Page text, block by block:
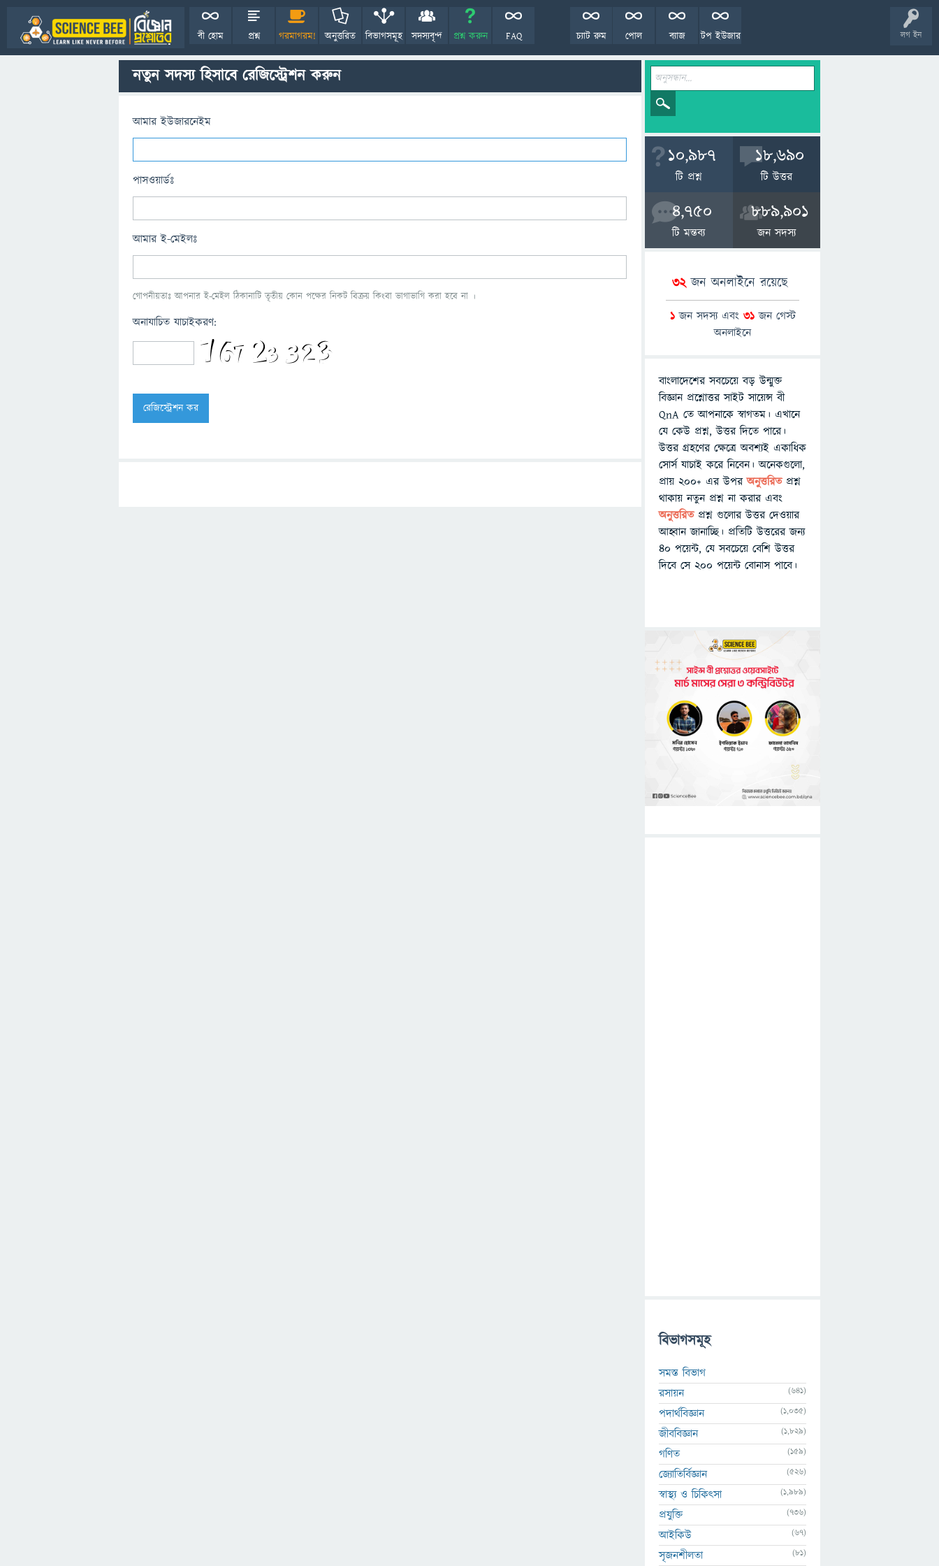
লগ ইন
বী হোম প্রশ্ন গরমাগরম! অনুত্তরিত বিভাগসমূহ সদস্যবৃন্দ প্রশ্ন করুন FAQ টপ ইউজার
ব্যাজ
পোল
চ্যাট রুম
নতুন সদস্য হিসাবে রেজিস্ট্রেশন করুন
আমার ইউজারনেইম
পাসওয়ার্ডঃ
আমার ই-মেইলঃ
গোপনীয়তাঃ আপনার ই-মেইল ঠিকানাটি তৃতীয় কোন পক্ষের নিকট বিক্রয় কিংবা ভাগাভাগি করা হবে না ।
অনাযাচিত যাচাইকরণ:
10,987
টি প্রশ্ন
18,690
টি উত্তর
4,750
টি মন্তব্য
889,901
জন সদস্য
32জন অনলাইনে রয়েছে
1জন সদস্য এবং 31জন গেস্ট
অনলাইনে
বাংলাদেশের সবচেয়ে বড় উন্মুক্ত
বিজ্ঞান প্রশ্নোত্তর সাইট সায়েন্স বী
QnA তে আপনাকে স্বাগতম। এখানে
যে কেউ প্রশ্ন, উত্তর দিতে পারে।
উত্তর গ্রহণের ক্ষেত্রে অবশ্যই একাধিক
সোর্স যাচাই করে নিবেন। অনেকগুলো,
প্রায় ২০০+ এর উপরঅনুত্তরিতপ্রশ্ন
থাকায় নতুন প্রশ্ন না করার এবং
অনুত্তরিত প্রশ্ন গুলোর উত্তর দেওয়ার
আহ্বান জানাচ্ছি। প্রতিটি উত্তরের জন্য
৪০ পয়েন্ট, যে সবচেয়ে বেশি উত্তর
দিবে সে ২০০ পয়েন্ট বোনাস পাবে।
বিভাগসমূহ
সমস্ত বিভাগ
রসায়ন
(641)
পদার্থবিজ্ঞান (1,035)
জীববিজ্ঞান (1,829)
গণিত (159)
জ্যোতির্বিজ্ঞান (526)
স্বাস্থ্য ও চিকিৎসা (1,989)
প্রযুক্তি (736)
আইকিউ (67)
সৃজনশীলতা (81)